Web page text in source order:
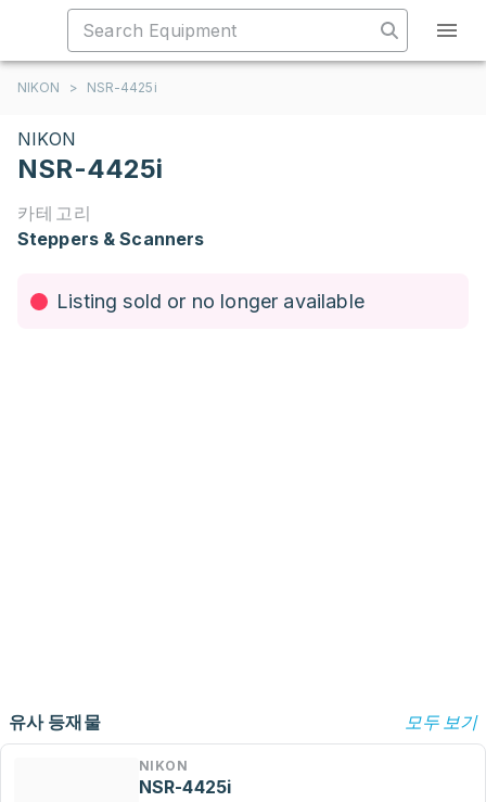
NIKON > NSR-4425i
NIKON
NSR-4425i
카테고리
Steppers & Scanners
Listing sold or no longer available
유사 등재물 모두 보기
NIKON
NSR-4425i